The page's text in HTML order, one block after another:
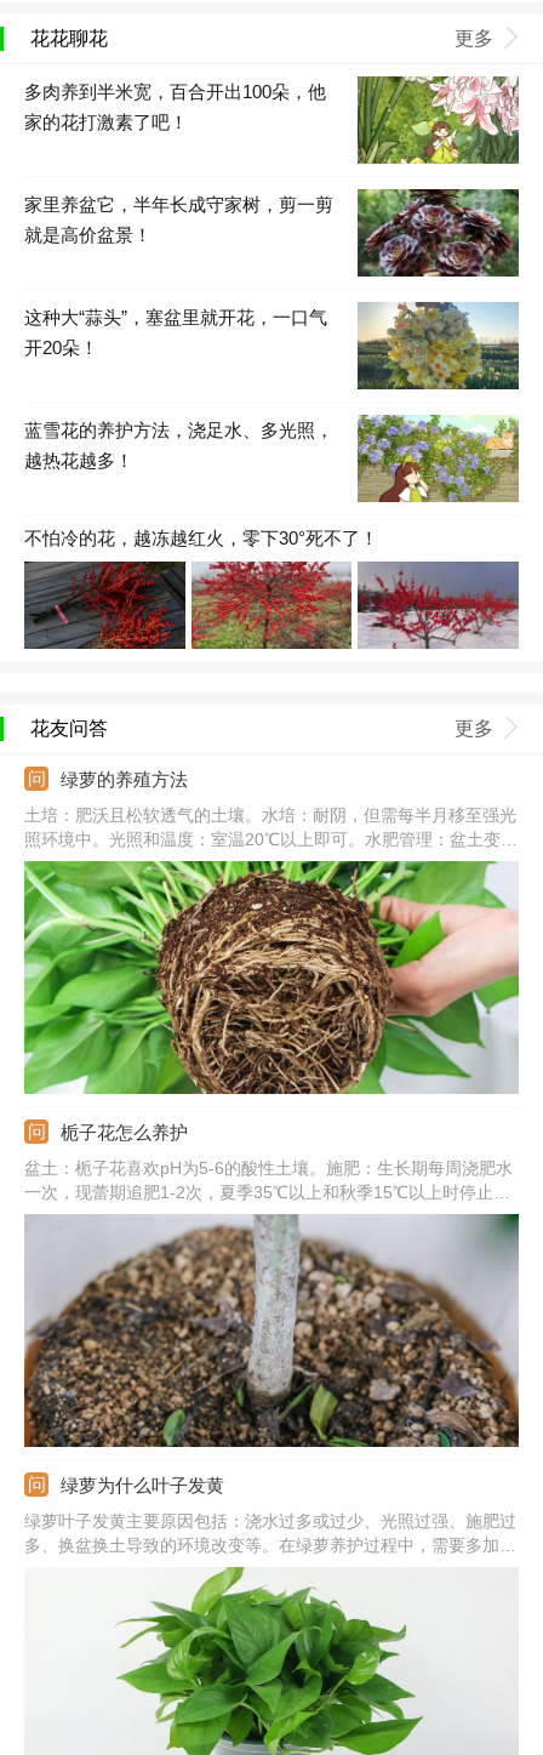
花花聊花 更多
多肉养到半米宽，百合开出100朵，他
家的花打激素了吧！
家里养盆它，半年长成守家树，剪一剪
就是高价盆景！
这种大“蒜头”，塞盆里就开花，一口气
开20朵！
蓝雪花的养护方法，浇足水、多光照，
越热花越多！
不怕冷的花，越冻越红火，零下30°死不了！
花友问答 更多
绿萝的养殖方法
土培：肥沃且松软透气的土壤。水培：耐阴，但需每半月移至强光
照环境中。光照和温度：室温20℃以上即可。水肥管理：盆土变干
需要及时浇水，一次浇透，秋冬减少浇水和施肥。常见病害：炭疽
病、根腐病、叶斑病。
栀子花怎么养护
盆土：栀子花喜欢pH为5-6的酸性土壤。施肥：生长期每周浇肥水
一次，现蕾期追肥1-2次，夏季35℃以上和秋季15℃以上时停止施
肥。浇水：保持盆土湿润，晚上可喷雾将叶片淋湿。光照：要充
足，除七八月份正午外可放在阳光下养护。
绿萝为什么叶子发黄
绿萝叶子发黄主要原因包括：浇水过多或过少、光照过强、施肥过
多、换盆换土导致的环境改变等。在绿萝养护过程中，需要多加观
察，发现叶片发黄及时找出对应原因并作出处理。